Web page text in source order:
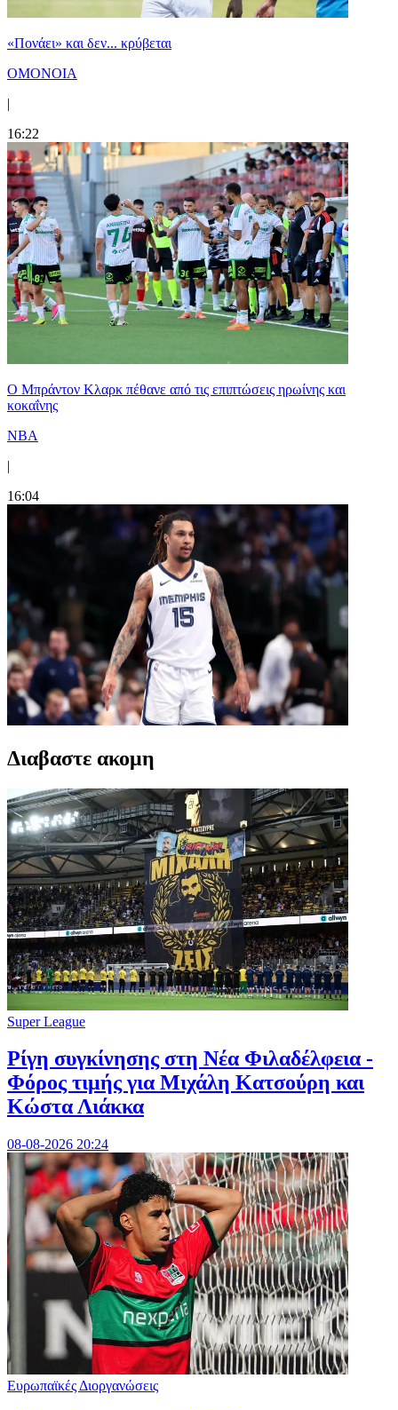
«Πονάει» και δεν... κρύβεται
ΟΜΟΝΟΙΑ
|
16:22
Ο Μπράντον Κλαρκ πέθανε από τις επιπτώσεις ηρωίνης και
κοκαΐνης
NBA
|
16:04
Διαβαστε ακομη
Super League
Ρίγη συγκίνησης στη Νέα Φιλαδέλφεια -
Φόρος τιμής για Μιχάλη Κατσούρη και
Κώστα Λιάκκα
08-08-2026 20:24
Ευρωπαϊκές Διοργανώσεις